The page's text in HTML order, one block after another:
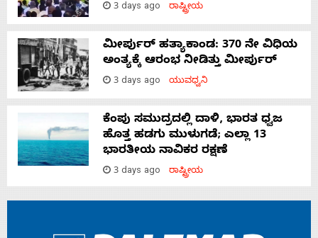
3 days ago ರಾಷ್ಟ್ರೀಯ
ಮೀರ್ಪುರ್ ಹತ್ಯಾಕಾಂಡ: 370 ನೇ ವಿಧಿಯ
ಅಂತ್ಯಕ್ಕೆ ಆರಂಭ ನೀಡಿತ್ತು ಮೀರ್ಪುರ್
3 days ago ಯುವಧ್ವನಿ
ಕೆಂಪು ಸಮುದ್ರದಲ್ಲಿ ದಾಳಿ, ಭಾರತ ಧ್ವಜ
ಹೊತ್ತ ಹಡಗು ಮುಳುಗಡೆ; ಎಲ್ಲಾ 13
ಭಾರತೀಯ ನಾವಿಕರ ರಕ್ಷಣೆ
3 days ago ರಾಷ್ಟ್ರೀಯ